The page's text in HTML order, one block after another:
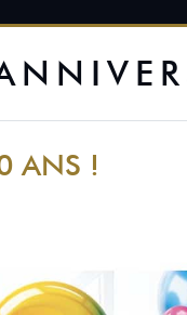
ANS !